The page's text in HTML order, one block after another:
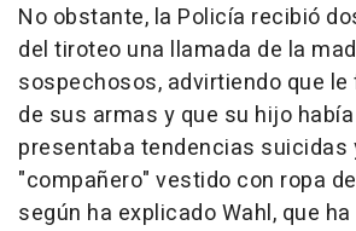
No obstante, la Policía recibió
del tiroteo una llamada de la
sospechosos, advirtiendo que
de sus armas y que su hijo
presentaba tendencias suicidas
"compañero" vestido con ropa
según ha explicado Wahl, que